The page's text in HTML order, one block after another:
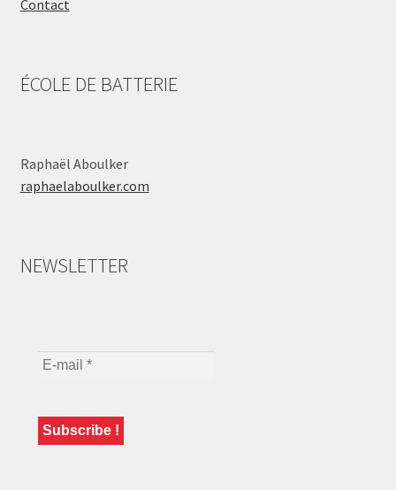
Contact
ÉCOLE DE BATTERIE
Raphaël Aboulker
raphaelaboulker.com
NEWSLETTER